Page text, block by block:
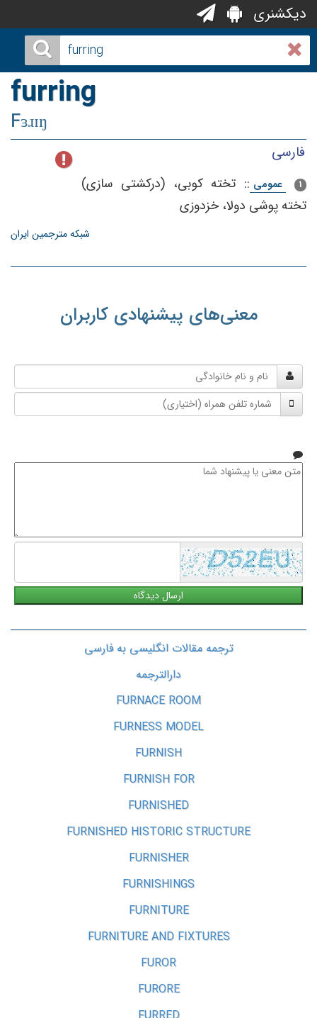
دیکشنری
furring
Fɜɹɪŋ
فارسی
1 عمومی :: تخته‌ كوبی‌، (دركشتی‌ سازی‌)
تخته‌ پوشی‌ دولا، خزدوزی‌
شبکه مترجمین ایران
معنی‌های پیشنهادی کاربران
و
نام
خانوادگی
شماره
تلفن
متن
ترجمه مقالات انگلیسی به فارسی
دارالترجمه
FURNACE ROOM
FURNESS MODEL
FURNISH
FURNISH FOR
FURNISHED
FURNISHED HISTORIC STRUCTURE
FURNISHER
FURNISHINGS
FURNITURE
FURNITURE AND FIXTURES
FUROR
FURORE